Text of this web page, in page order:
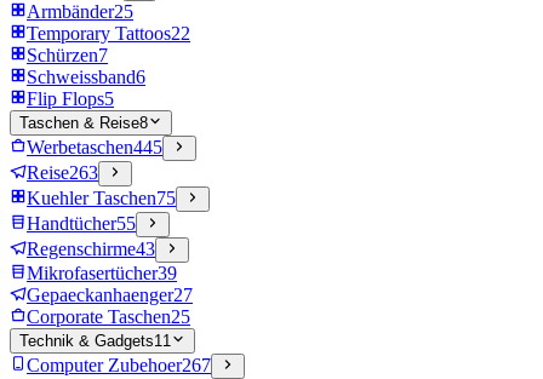
Armbänder25
Temporary Tattoos22
Schürzen7
Schweissband6
Flip Flops5
Taschen & Reise8
Werbetaschen445
Reise263
Kuehler Taschen75
Handtücher55
Regenschirme43
Mikrofasertücher39
Gepaeckanhaenger27
Corporate Taschen25
Technik & Gadgets11
Computer Zubehoer267